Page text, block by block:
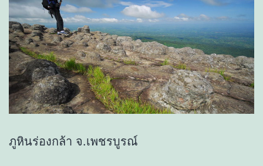
ภูหินร่องกล้า จ.เพชรบูรณ์